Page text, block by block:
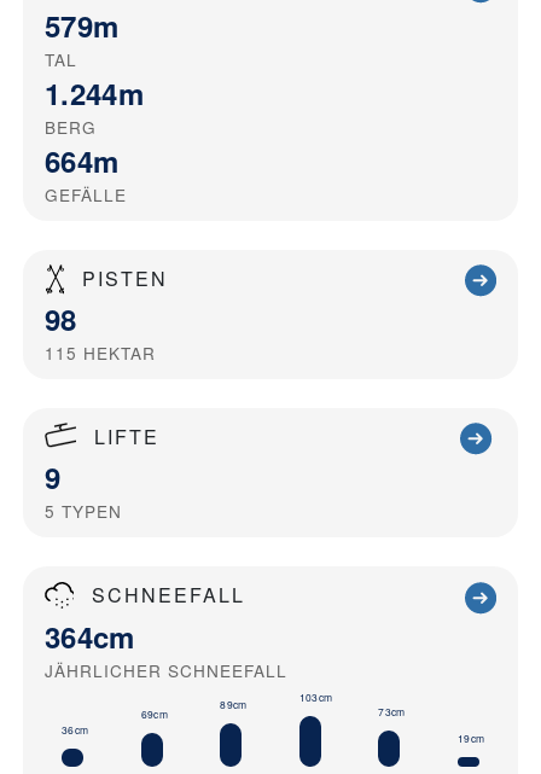
579m
TAL
1.244m
BERG
664m
GEFÄLLE
PISTEN
98
115 HEKTAR
LIFTE
9
5 TYPEN
SCHNEEFALL
364cm
JÄHRLICHER SCHNEEFALL
36cm
69cm
89cm 103cm
73cm
19cm